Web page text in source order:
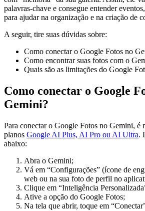
palavras-chave e consegue entender
para ajudar na organização e na criação de
A seguir, tire suas dúvidas sobre:
Como conectar o Google Fotos no
Como encontrar suas fotos com o
Quais são as limitações do Google
Como conectar o Google
Gemini?
Para conectar o Google Fotos no Gemini, é
planos Google AI Plus, AI Pro ou AI Ultra.
abaixo:
Abra o Gemini;
Vá em “Configurações” (ícone de
web ou na sua foto de perfil no
Clique em “Inteligência
Ative a opção do Google Fotos;
Na tela que abrir, toque em